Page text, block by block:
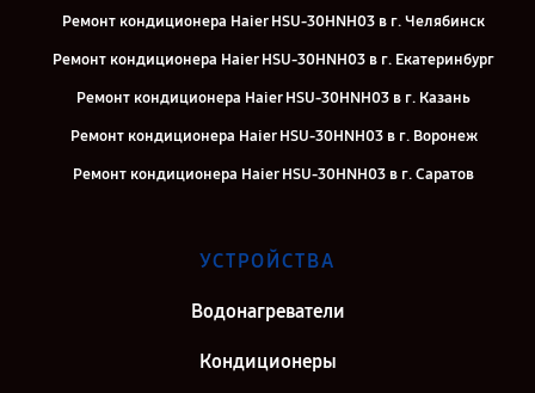
Ремонт кондиционера Haier HSU-30HNH03 в г. Челябинск
Ремонт кондиционера Haier HSU-30HNH03 в г. Екатеринбург
Ремонт кондиционера Haier HSU-30HNH03 в г. Казань
Ремонт кондиционера Haier HSU-30HNH03 в г. Воронеж
Ремонт кондиционера Haier HSU-30HNH03 в г. Саратов
Ремонт кондиционера Haier HSU-30HNH03 в г. Киров
УСТРОЙСТВА
Водонагреватели
Кондиционеры